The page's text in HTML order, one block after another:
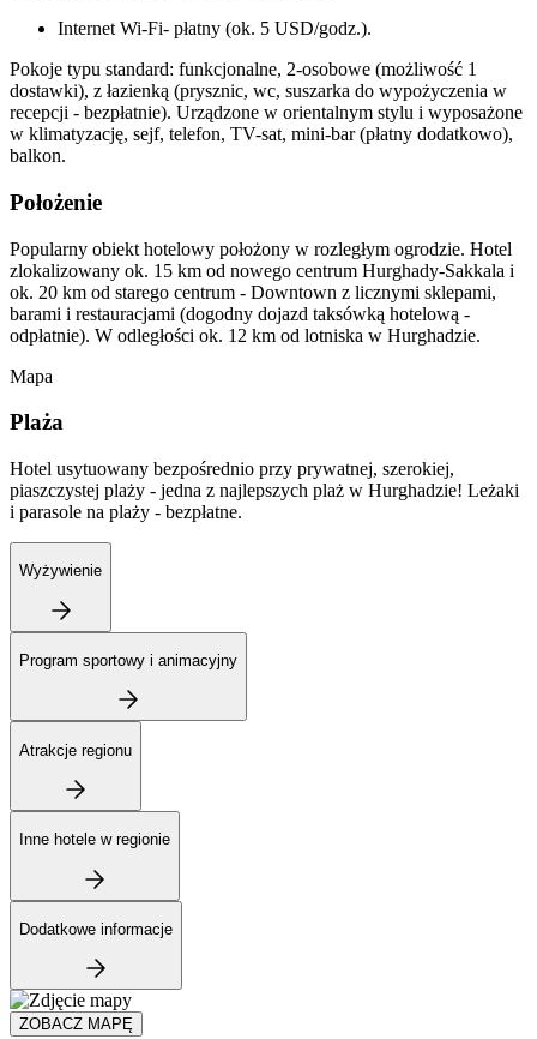
Internet Wi-Fi- płatny (ok. 5 USD/godz.).
Pokoje typu standard: funkcjonalne, 2-osobowe (możliwość 1
dostawki), z łazienką (prysznic, wc, suszarka do wypożyczenia w
recepcji - bezpłatnie). Urządzone w orientalnym stylu i wyposażone
w klimatyzację, sejf, telefon, TV-sat, mini-bar (płatny dodatkowo),
balkon.
Położenie
Popularny obiekt hotelowy położony w rozległym ogrodzie. Hotel
zlokalizowany ok. 15 km od nowego centrum Hurghady-Sakkala i
ok. 20 km od starego centrum - Downtown z licznymi sklepami,
barami i restauracjami (dogodny dojazd taksówką hotelową -
odpłatnie). W odległości ok. 12 km od lotniska w Hurghadzie.
Mapa
Plaża
Hotel usytuowany bezpośrednio przy prywatnej, szerokiej,
piaszczystej plaży - jedna z najlepszych plaż w Hurghadzie! Leżaki
i parasole na plaży - bezpłatne.
Wyżywienie
Program sportowy i animacyjny
Atrakcje regionu
Inne hotele w regionie
Dodatkowe informacje
ZOBACZ MAPĘ